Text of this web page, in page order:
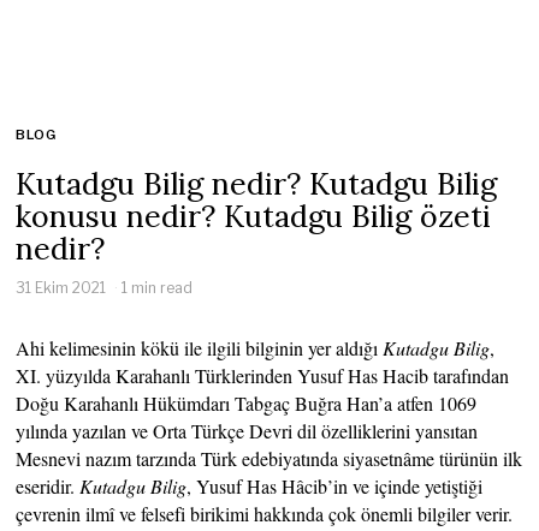
BLOG
Kutadgu Bilig nedir? Kutadgu Bilig
konusu nedir? Kutadgu Bilig özeti
nedir?
31 Ekim 2021 1 min read
Ahi kelimesinin kökü ile ilgili bilginin yer aldığı Kutadgu Bilig,
XI. yüzyılda Karahanlı Türklerinden Yusuf Has Hacib tarafından
Doğu Karahanlı Hükümdarı Tabgaç Buğra Han’a atfen 1069
yılında yazılan ve Orta Türkçe Devri dil özelliklerini yansıtan
Mesnevi nazım tarzında Türk edebiyatında siyasetnâme türünün ilk
eseridir. Kutadgu Bilig, Yusuf Has Hâcib’in ve içinde yetiştiği
çevrenin ilmî ve felsefi birikimi hakkında çok önemli bilgiler verir.